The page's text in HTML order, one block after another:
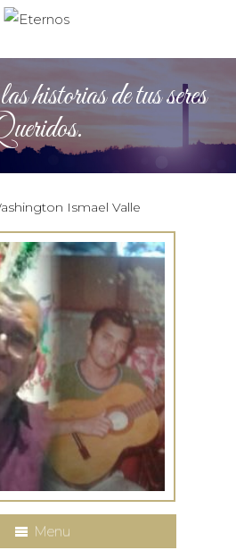
historias de tus seres
Ismael Valle
Menu